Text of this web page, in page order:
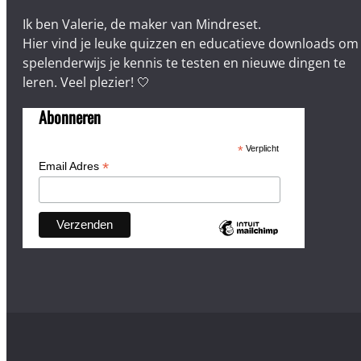
Ik ben Valerie, de maker van Mindreset.
Hier vind je leuke quizzen en educatieve downloads om
spelenderwijs je kennis te testen en nieuwe dingen te
leren. Veel plezier! 🤍
Abonneren
*Verplicht
Email Adres *